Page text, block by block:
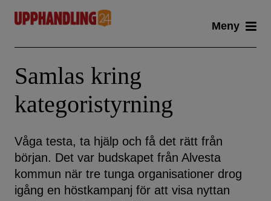
content
Meny
Samlas kring
kategoristyrning
Våga testa, ta hjälp och få det rätt från
början. Det var budskapet från Alvesta
kommun när tre tunga organisationer drog
igång en höstkampanj för att visa nyttan